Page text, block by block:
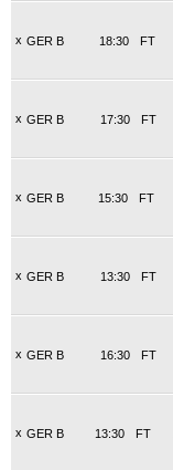
x GER B FT
18:30
x GER B FT
17:30
x GER B FT
15:30
x GER B FT
13:30
x GER B FT
16:30
x GER B FT
13:30